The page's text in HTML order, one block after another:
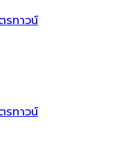
รทาวน์
รทาวน์